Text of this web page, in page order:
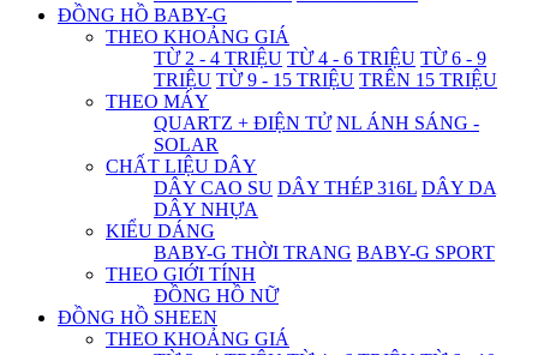
ĐỒNG HỒ BABY-G
THEO KHOẢNG GIÁ
TỪ 2 - 4 TRIỆU TỪ 4 - 6 TRIỆU TỪ 6 - 9
TRIỆU TỪ 9 - 15 TRIỆU TRÊN 15 TRIỆU
THEO MÁY
QUARTZ + ĐIỆN TỬ NL ÁNH SÁNG -
SOLAR
CHẤT LIỆU DÂY
DÂY CAO SU DÂY THÉP 316L DÂY DA
DÂY NHỰA
KIỂU DÁNG
BABY-G THỜI TRANG BABY-G SPORT
THEO GIỚI TÍNH
ĐỒNG HỒ NỮ
ĐỒNG HỒ SHEEN
THEO KHOẢNG GIÁ